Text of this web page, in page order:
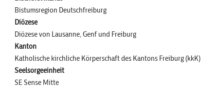
Bistumsregion Deutschfreiburg
Diözese
Diözese von Lausanne, Genf und Freiburg
Kanton
Katholische kirchliche Körperschaft des Kantons Freiburg (kkK)
Seelsorgeeinheit
SE Sense Mitte